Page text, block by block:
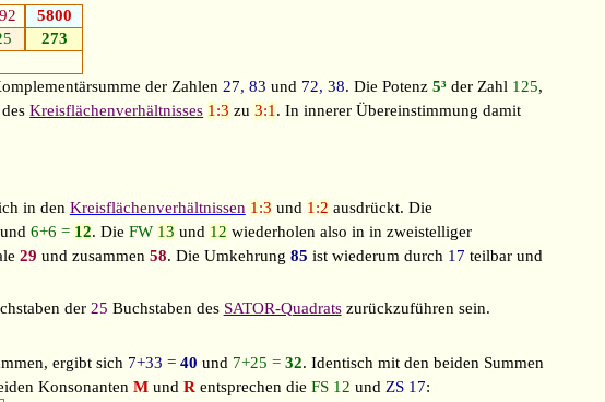
5800
273
der Zahlen 27, 83 und 72, 38. Die Potenz 5³der Zahl 125,
desKreisflächenverhältnisses 1 :3 zu3:1 . In innerer Übereinstimmung damit
in den Kreisflächenverhältnissen 1 :3 und 1 :2 ausdrückt. Die
und6+6 = 12. DieFW 13 und 12 wiederholen also in in zweistelliger
29 und zusammen58. Die Umkehrung85 ist wiederum durch 17 teilbar und
der 25 Buchstaben des SATOR-Quadratszurückzuführen sein.
ergibt sich 7+33 = 40 und 7+25 = 32. Identisch mit den beiden Summen
KonsonantenM undR entsprechen dieFS 12 undZS 17: